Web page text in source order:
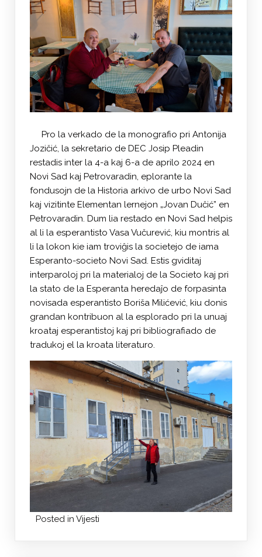
Pro la verkado de la monografio pri Antonija
Jozičić, la sekretario de DEC Josip Pleadin
restadis inter la 4-a kaj 6-a de aprilo 2024 en
Novi Sad kaj Petrovaradin, eplorante la
fondusojn de la Historia arkivo de urbo Novi Sad
kaj vizitinte Elementan lernejon „Jovan Dučić” en
Petrovaradin. Dum lia restado en Novi Sad helpis
al li la esperantisto Vasa Vučurević, kiu montris al
li la lokon kie iam troviĝis la societejo de iama
Esperanto-societo Novi Sad. Estis gviditaj
interparoloj pri la materialoj de la Societo kaj pri
la stato de la Esperanta heredaĵo de forpasinta
novisada esperantisto Boriša Milićević, kiu donis
grandan kontribuon al la esplorado pri la unuaj
kroataj esperantistoj kaj pri bibliografiado de
tradukoj el la kroata literaturo.
Posted in Vijesti